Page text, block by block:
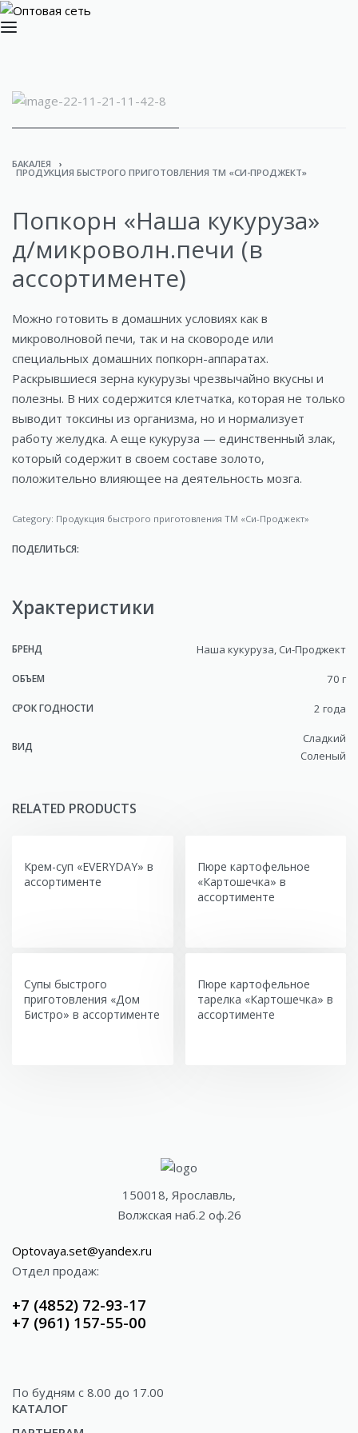
БАКАЛЕЯ ›
ПРОДУКЦИЯ БЫСТРОГО ПРИГОТОВЛЕНИЯ ТМ «СИ-ПРОДЖЕКТ»
Попкорн «Наша кукуруза»
д/микроволн.печи (в
ассортименте)
Можно готовить в домашних условиях как в
микроволновой печи, так и на сковороде или
специальных домашних попкорн-аппаратах.
Раскрывшиеся зерна кукурузы чрезвычайно вкусны и
полезны. В них содержится клетчатка, которая не только
выводит токсины из организма, но и нормализует
работу желудка. А еще кукуруза — единственный злак,
который содержит в своем составе золото,
положительно влияющее на деятельность мозга.
Category: Продукция быстрого приготовления ТМ «Си-Проджект»
ПОДЕЛИТЬСЯ:
Храктеристики
БРЕНД Наша кукуруза, Си-Проджект
ОБЪЕМ 70 г
СРОК ГОДНОСТИ 2 года
ВИД
Сладкий
Соленый
RELATED PRODUCTS
Крем-суп «EVERYDAY» в
ассортименте
Пюре картофельное
«Картошечка» в
ассортименте
Супы быстрого
приготовления «Дом
Бистро» в ассортименте
Пюре картофельное
тарелка «Картошечка» в
ассортименте
150018, Ярославль,
Волжская наб.2 оф.26
Optovaya.set@yandex.ru
Отдел продаж:
+7 (4852) 72-93-17
+7 (961) 157-55-00
По будням c 8.00 до 17.00
КАТАЛОГ